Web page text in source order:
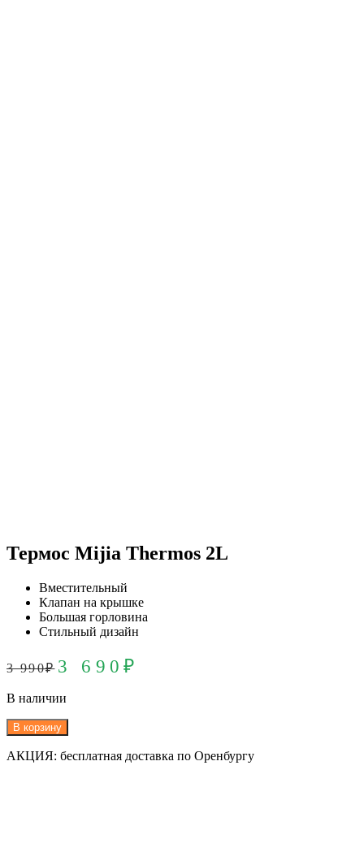
Термос Mijia Thermos 2L
Вместительный
Клапан на крышке
Большая горловина
Стильный дизайн
3 990₽ 3 690₽
В наличии
В корзину
АКЦИЯ: бесплатная доставка по Оренбургу